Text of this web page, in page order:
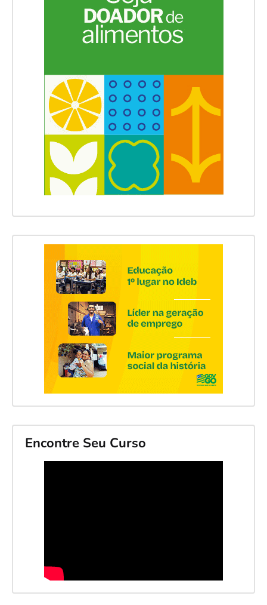
Encontre Seu Curso